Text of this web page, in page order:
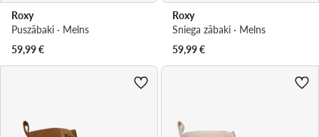
Roxy
Puszābaki · Melns
59,99€
Roxy
Sniega zābaki · Melns
59,99€